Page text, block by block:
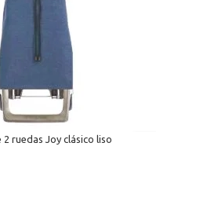
2 ruedas Joy clásico liso